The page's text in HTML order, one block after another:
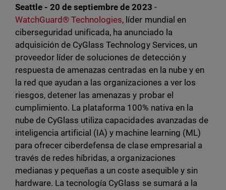
Seattle - 20 de septiembre de 2023 -
WatchGuard® Technologies, líder mundial en
ciberseguridad unificada, ha anunciado la
adquisición de CyGlass Technology Services, un
proveedor líder de soluciones de detección y
respuesta de amenazas centradas en la nube y en
la red que ayudan a las organizaciones a ver los
riesgos, detener las amenazas y probar el
cumplimiento. La plataforma 100% nativa en la
nube de CyGlass utiliza capacidades avanzadas de
inteligencia artificial (IA) y machine learning (ML)
para ofrecer ciberdefensa de clase empresarial a
través de redes híbridas, a organizaciones
medianas y pequeñas a un coste asequible y sin
hardware. La tecnología CyGlass se sumará a la